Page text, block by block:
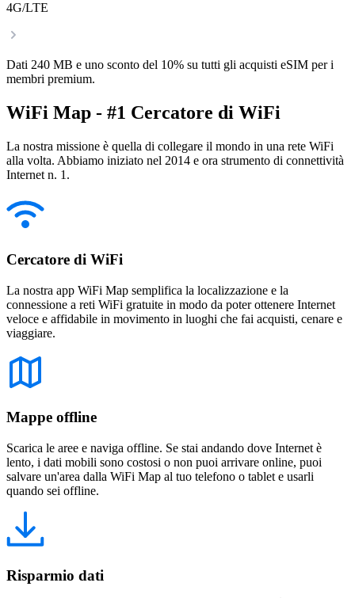
4G/LTE
Dati 240 MB e uno sconto del 10% su tutti gli acquisti eSIM per i
membri premium.
WiFi Map - #1 Cercatore di WiFi
La nostra missione è quella di collegare il mondo in una rete WiFi
alla volta. Abbiamo iniziato nel 2014 e ora strumento di connettività
Internet n. 1.
Cercatore di WiFi
La nostra app WiFi Map semplifica la localizzazione e la
connessione a reti WiFi gratuite in modo da poter ottenere Internet
veloce e affidabile in movimento in luoghi che fai acquisti, cenare e
viaggiare.
Mappe offline
Scarica le aree e naviga offline. Se stai andando dove Internet è
lento, i dati mobili sono costosi o non puoi arrivare online, puoi
salvare un'area dalla WiFi Map al tuo telefono o tablet e usarli
quando sei offline.
Risparmio dati